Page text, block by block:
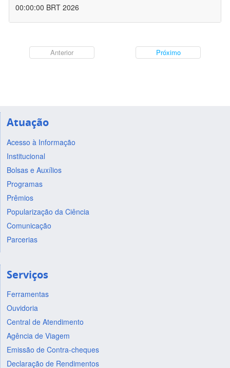
00:00:00 BRT 2026
Anterior Próximo
Atuação
Acesso à Informação
Institucional
Bolsas e Auxílios
Programas
Prêmios
Popularização da Ciência
Comunicação
Parcerias
Serviços
Ferramentas
Ouvidoria
Central de Atendimento
Agência de Viagem
Emissão de Contra-cheques
Declaração de Rendimentos